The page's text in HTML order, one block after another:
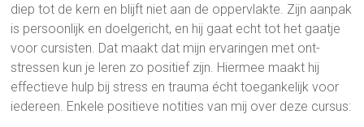
diep tot de kern en blijft niet aan de oppervlakte. Zijn aanpak
is persoonlijk en doelgericht, en hij gaat echt tot het gaatje
voor cursisten. Dat maakt dat mijn ervaringen met ont-
stressen kun je leren zo positief zijn. Hiermee maakt hij
effectieve hulp bij stress en trauma écht toegankelijk voor
iedereen. Enkele positieve notities van mij over deze cursus: